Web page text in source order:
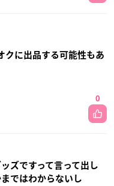
クに出品する可能性もあ
0
ズですって言って出し
ではわからないし